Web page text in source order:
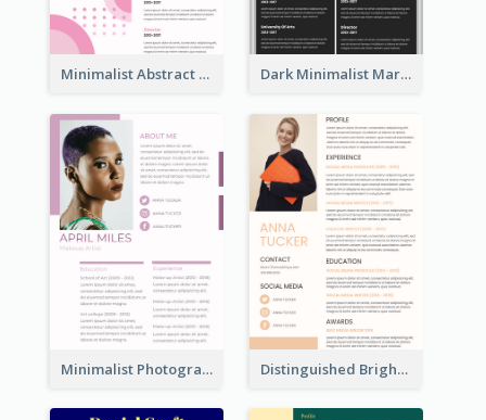
Minimalist Abstract Pink Resume Dark Minimalist Marketing Manager Resume
Minimalist Photography Assistant Resume Distinguished Bright College Student Resume